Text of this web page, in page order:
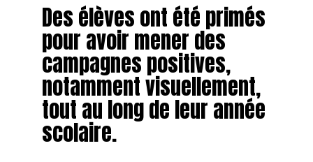
Des élèves ont été primés
pour avoir mener des
campagnes positives,
notamment visuellement,
tout au long de leur année
scolaire.